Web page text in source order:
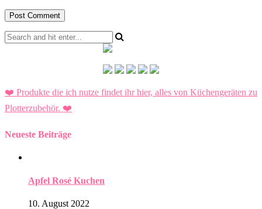
❤️ Produkte die ich nutze findet ihr hier, alles von Küchengeräten zu
Plotterzubehör. ❤️
Neueste Beiträge
Apfel Rosé Kuchen
10. August 2022